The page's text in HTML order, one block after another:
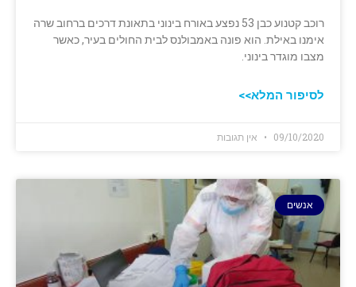
רוכב קטנוע כבן 53 נפצע באורח בינוני בתאונת דרכים ברחוב שרה
אימנו באילת.‏ הוא פונה באמבולנס ‏לבית החולים בעיר, כאשר
מצבו מוגדר בינוני.
לסיפור המלא>>
09/10/2020 אין תגובות
אנשים